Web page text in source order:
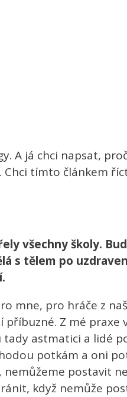
A já chci napsat,
tímto článkem
všechny školy.
s tělem po
mne, pro hráče z
Z mé praxe
tady astmatici a lidé
potkám a oni
nemůžeme postavit
když nemůže